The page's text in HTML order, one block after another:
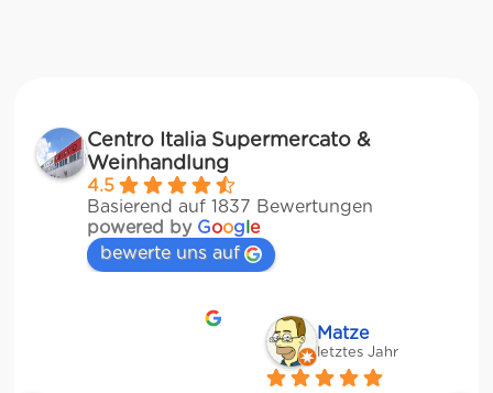
Centro Italia Supermercato &
Weinhandlung
4.5
Basierend auf 1837 Bewertungen
powered by Google
bewerte uns auf